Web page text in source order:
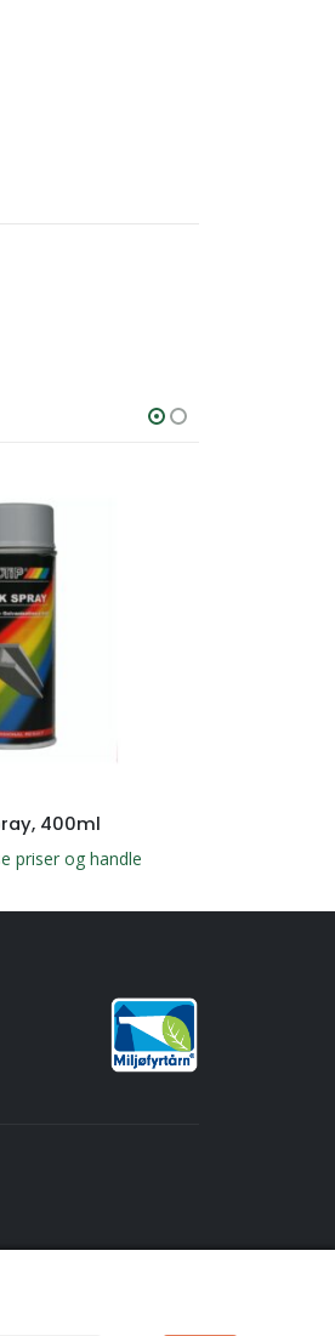
400ml
priser og handle